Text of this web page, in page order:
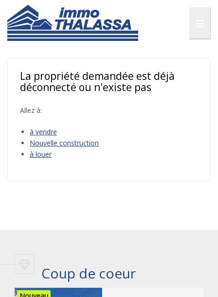
La propriété demandée est déjà
déconnecté ou n'existe pas
Allez à:
à vendre
Nouvelle construction
à louer
Coup de coeur